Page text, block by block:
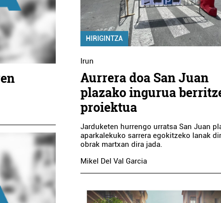
HIRIGINTZA
Irun
Aurrera doa San Juan
plazako ingurua
proiektua
Jarduketen hurrengo urratsa San Juan
aparkalekuko sarrera egokitzeko lanak
obrak martxan dira jada.
Mikel Del Val Garcia
agentziak Ostalaritza